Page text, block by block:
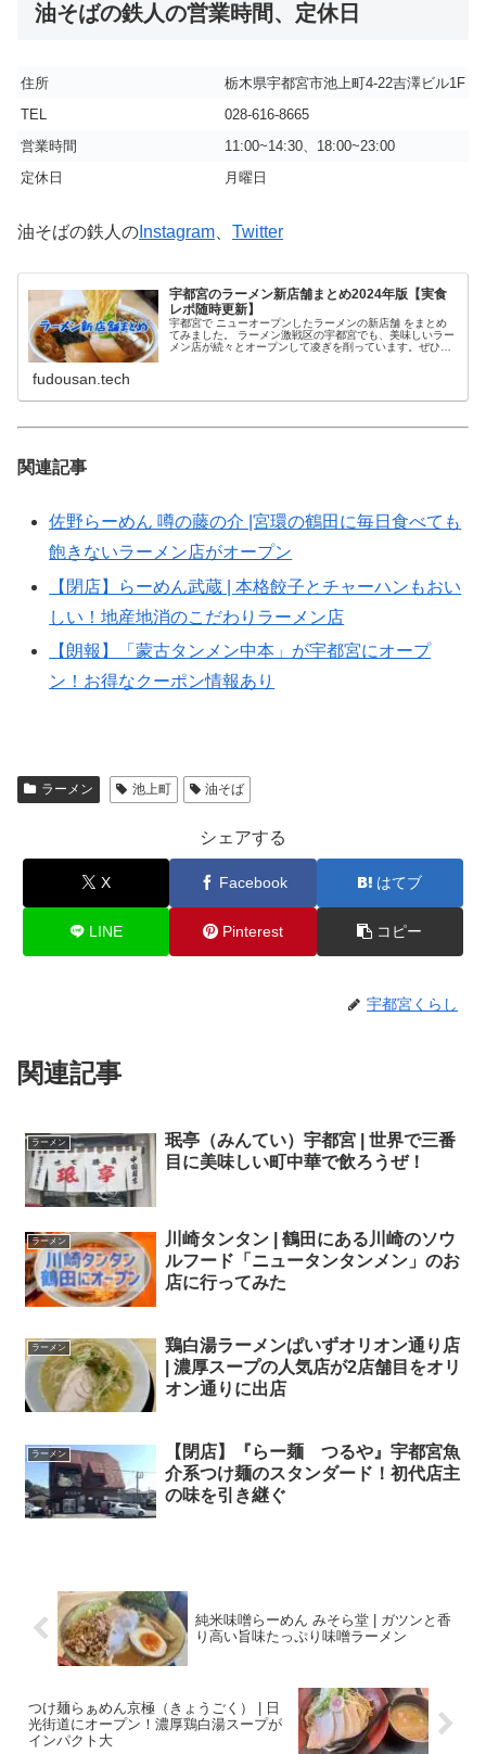
油そばの鉄人の営業時間、定休日
住所
栃木県宇都宮市池上町4-22吉澤ビル1F
TEL
028-616-8665
営業時間
11:00~14:30、18:00~23:00
定休日
月曜日
油そばの鉄人の Instagram Twitter
宇都宮のラーメン新店舗まとめ2024年版【実食
レポ随時更新】
宇都宮で ニューオープンしたラーメンの新店舗 をまとめ
てみました。 ラーメン激戦区の宇都宮でも、美味しいラー
メン店が続々とオープンして凌ぎを削っています。ぜひチ
fudousan.tech
関連記事
佐野らーめん 噂の藤の介 |宮環の鶴田に毎日食べても
飽きないラーメン店がオープン
【閉店】らーめん武蔵 | 本格餃子とチャーハンもおい
しい！地産地消のこだわりラーメン店
【朗報】「蒙古タンメン中本」が宇都宮に​オープ
ン！お得なクーポン情報あり
ラーメン 池上町 油そば
シェアする
X Facebook はてブ
LINE Pinterest コピー
宇都宮くらし
関連記事
ラーメン
珉亭（みんてい）宇都宮 | 世界で三番
目に美味しい町中華で飲ろうぜ！
ラーメン
川崎タンタン | 鶴田にある川崎のソウ
ルフード「ニュータンタンメン」のお
店に行ってみた
ラーメン
鶏白湯ラーメンぱいずオリオン通り店
| 濃厚スープの人気店が2店舗目をオリ
オン通りに出店
ラーメン
【閉店】『らー麺 つるや』宇都宮魚
介系つけ麺のスタンダード！初代店主
の味を引き継ぐ
純米味噌らーめん みそら堂 | ガツンと香
り高い旨味たっぷり味噌ラーメン
つけ麺らぁめん京極（きょうごく） | 日
光街道にオープン！濃厚鶏白湯スープが
インパクト大